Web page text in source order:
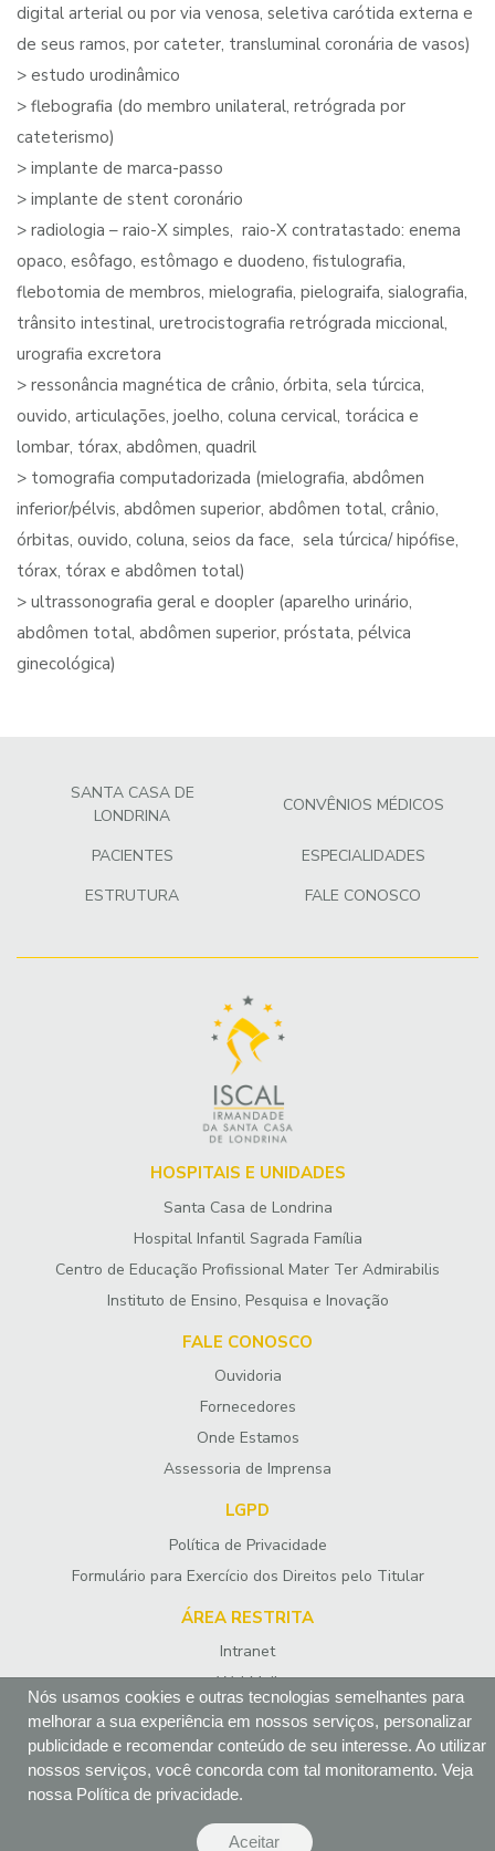
digital arterial ou por via venosa, seletiva carótida externa e
de seus ramos, por cateter, transluminal coronária de vasos)
> estudo urodinâmico
> flebografia (do membro unilateral, retrógrada por
cateterismo)
> implante de marca-passo
> implante de stent coronário
> radiologia – raio-X simples, raio-X contratastado: enema
opaco, esôfago, estômago e duodeno, fistulografia,
flebotomia de membros, mielografia, pielograifa, sialografia,
trânsito intestinal, uretrocistografia retrógrada miccional,
urografia excretora
> ressonância magnética de crânio, órbita, sela túrcica,
ouvido, articulações, joelho, coluna cervical, torácica e
lombar, tórax, abdômen, quadril
> tomografia computadorizada (mielografia, abdômen
inferior/pélvis, abdômen superior, abdômen total, crânio,
órbitas, ouvido, coluna, seios da face, sela túrcica/ hipófise,
tórax, tórax e abdômen total)
> ultrassonografia geral e doopler (aparelho urinário,
abdômen total, abdômen superior, próstata, pélvica
ginecológica)
SANTA CASA DE
LONDRINA
CONVÊNIOS MÉDICOS
PACIENTES
ESPECIALIDADES
ESTRUTURA
FALE CONOSCO
HOSPITAIS E UNIDADES
Santa Casa de Londrina
Hospital Infantil Sagrada Família
Centro de Educação Profissional Mater Ter Admirabilis
Instituto de Ensino, Pesquisa e Inovação
FALE CONOSCO
Ouvidoria
Fornecedores
Onde Estamos
Assessoria de Imprensa
LGPD
Política de Privacidade
Formulário para Exercício dos Direitos pelo Titular
ÁREA RESTRITA
Intranet
WebMail
SIGA-NOS
Opções de cookies
Nós usamos cookies e outras tecnologias semelhantes para
melhorar a sua experiência em nossos serviços, personalizar
publicidade e recomendar conteúdo de seu interesse. Ao utilizar
nossos serviços, você concorda com tal monitoramento. Veja
nossa Política de privacidade.
Aceitar